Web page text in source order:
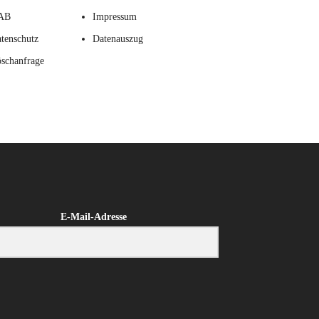
Impressum
Datenauszug
E-Mail-Adresse